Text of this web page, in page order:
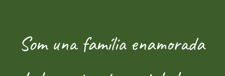
Som una família enamorada